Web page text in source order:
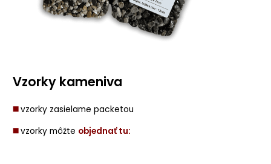
Vzorky kameniva
◼️vzorky zasielame packetou
◼️vzorky môžte objednať tu: